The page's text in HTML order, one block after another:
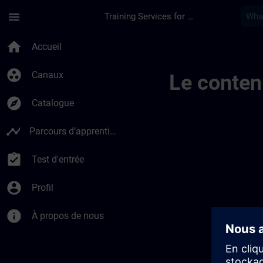
menu Training Services for Digital Industries
home Accueil
group_work Canaux
explore Catalogue
timeline Parcours d’apprentissage
assignment_turned_in Test d'entrée
account_circle Profil
info À propos de nous
Le